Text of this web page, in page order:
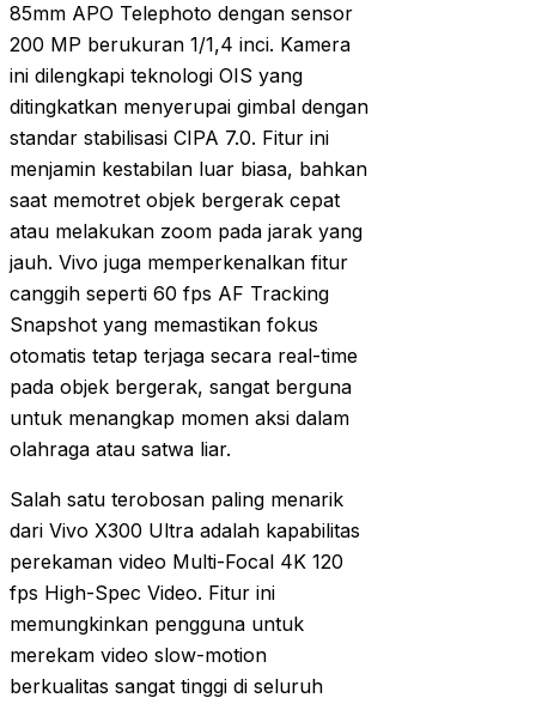
85mm APO Telephoto dengan sensor
200 MP berukuran 1/1,4 inci. Kamera
ini dilengkapi teknologi OIS yang
ditingkatkan menyerupai gimbal dengan
standar stabilisasi CIPA 7.0. Fitur ini
menjamin kestabilan luar biasa, bahkan
saat memotret objek bergerak cepat
atau melakukan zoom pada jarak yang
jauh. Vivo juga memperkenalkan fitur
canggih seperti 60 fps AF Tracking
Snapshot yang memastikan fokus
otomatis tetap terjaga secara real-time
pada objek bergerak, sangat berguna
untuk menangkap momen aksi dalam
olahraga atau satwa liar.
Salah satu terobosan paling menarik
dari Vivo X300 Ultra adalah kapabilitas
perekaman video Multi-Focal 4K 120
fps High-Spec Video. Fitur ini
memungkinkan pengguna untuk
merekam video slow-motion
berkualitas sangat tinggi di seluruh